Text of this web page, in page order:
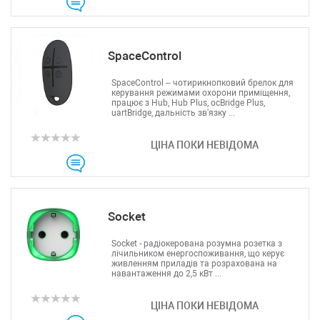
SpaceControl
ЦІНА ПОКИ НЕВІДОМА
SpaceControl – чотирикнопковий брелок для
керування режимами охорони приміщення,
працює з Hub, Hub Plus, ocBridge Plus,
uartBridge, дальність зв'язку ...
Socket
ЦІНА ПОКИ НЕВІДОМА
Socket - радіокерована розумна розетка з
лічильником енергоспоживання, що керує
живленням приладів та розрахована на
навантаження до 2,5 кВт ...